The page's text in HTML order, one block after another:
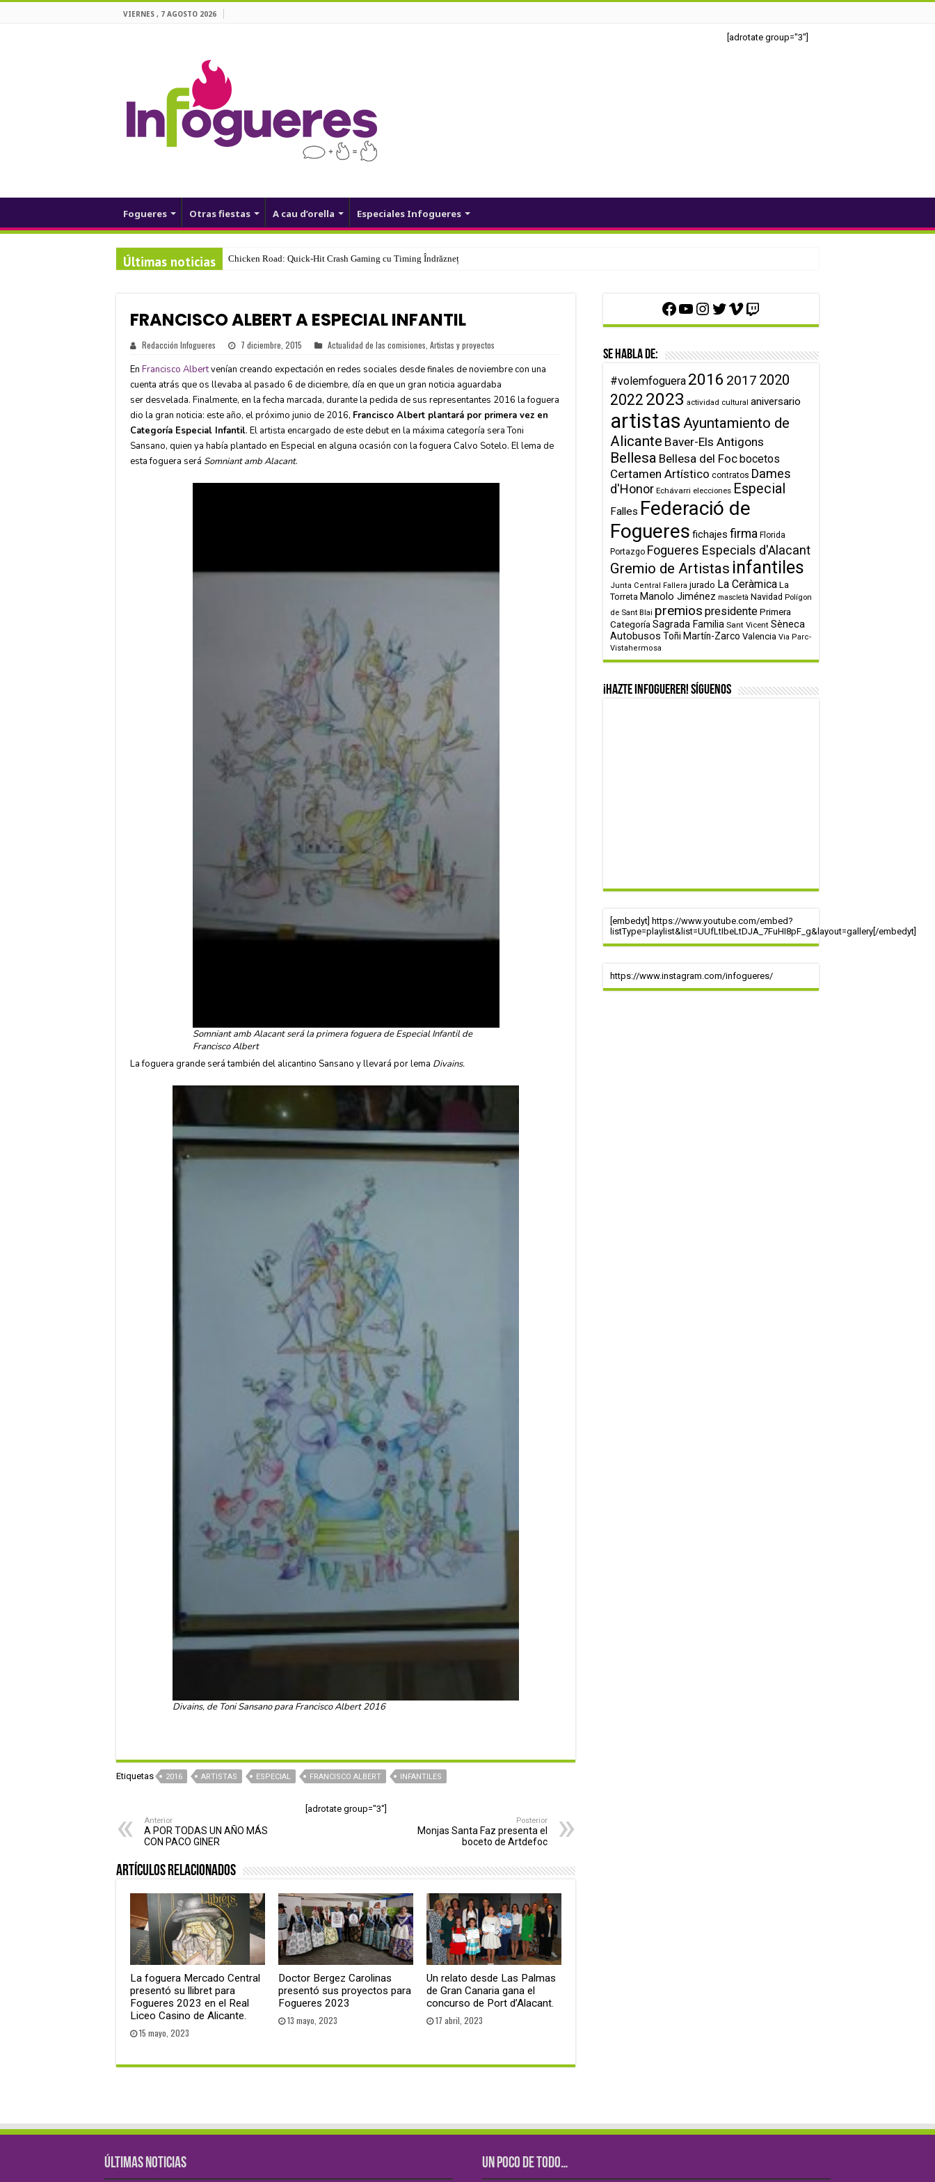
VIERNES , 7 AGOSTO 2026
[adrotate group="3"]
Fogueres Otras fiestas A cau d’orella Especiales Infogueres
Últimas noticias Chicken Road: Quick‑Hit Crash Gaming cu Timing Îndrăzneț
test123123
FRANCISCO ALBERT A ESPECIAL INFANTIL
Redacción Infogueres 7 diciembre, 2015 Actualidad de las comisiones Artistas y proyectos
En Francisco Albertvenían creando expectación en redes sociales desde finales de noviembre con una
cuenta atrás que os llevaba al pasado 6 de diciembre, día en que un gran noticia aguardaba
ser desvelada. Finalmente, en la fecha marcada, durante la pedida de sus representantes 2016 la foguera
dio la gran noticia: este año, el próximo junio de 2016, Francisco Albert plantará por primera vez en
Categoría Especial Infantil. El artista encargado de este debut en la máxima categoría sera Toni
Sansano, quien ya había plantado en Especial en alguna ocasión con la foguera Calvo Sotelo. El lema de
esta foguera será Somniant amb Alacant.
Somniant amb Alacant será la primera foguera de Especial Infantil de
Francisco Albert
La foguera grande será también del alicantino Sansano y llevará por lema Divains.
Divains, de Toni Sansano para Francisco Albert 2016
Etiquetas 2016 ARTISTAS ESPECIAL FRANCISCO ALBERT INFANTILES
[adrotate group="3"]
Anterior
A POR TODAS UN AÑO MÁS
CON PACO GINER
Posterior
Monjas Santa Faz presenta el
boceto de Artdefoc
Artículos relacionados
La foguera Mercado Central
presentó su llibret para
Fogueres 2023 en el Real
Liceo Casino de Alicante.
15 mayo, 2023
Doctor Bergez Carolinas
presentó sus proyectos para
Fogueres 2023
13 mayo, 2023
Un relato desde Las Palmas
de Gran Canaria gana el
concurso de Port d’Alacant.
17 abril, 2023
Facebook
YouTube
Instagram
Twitter
VimeoTwitch
Se habla de:
#volemfoguera 2016 2017 2020
2022 2023 actividad cultural aniversario
artistas Ayuntamiento de
Alicante Baver-Els Antigons
Bellesa Bellesa del Focbocetos
Certamen Artístico contratos Dames
d'Honor Echávarri elecciones Especial
Falles Federació de
Fogueres fichajes firma Florida
Portazgo Fogueres Especials d'Alacant
Gremio de Artistas infantiles
Junta Central Fallera jurado La Ceràmica La
Torreta Manolo Jiménez mascletà Navidad Polígon
de Sant Blai premios presidentePrimera
Categoría Sagrada Familia Sant Vicent Sèneca
Autobusos Toñi Martín-Zarco Valencia Via Parc-
Vistahermosa
¡Hazte infoguerer! Síguenos
[embedyt] https://www.youtube.com/embed?
listType=playlist&list=UUfLtIbeLtDJA_7FuHI8pF_g&layout=gallery[/embedyt]
https://www.instagram.com/infogueres/
ÚLTIMAS NOTICIAS UN POCO DE TODO…